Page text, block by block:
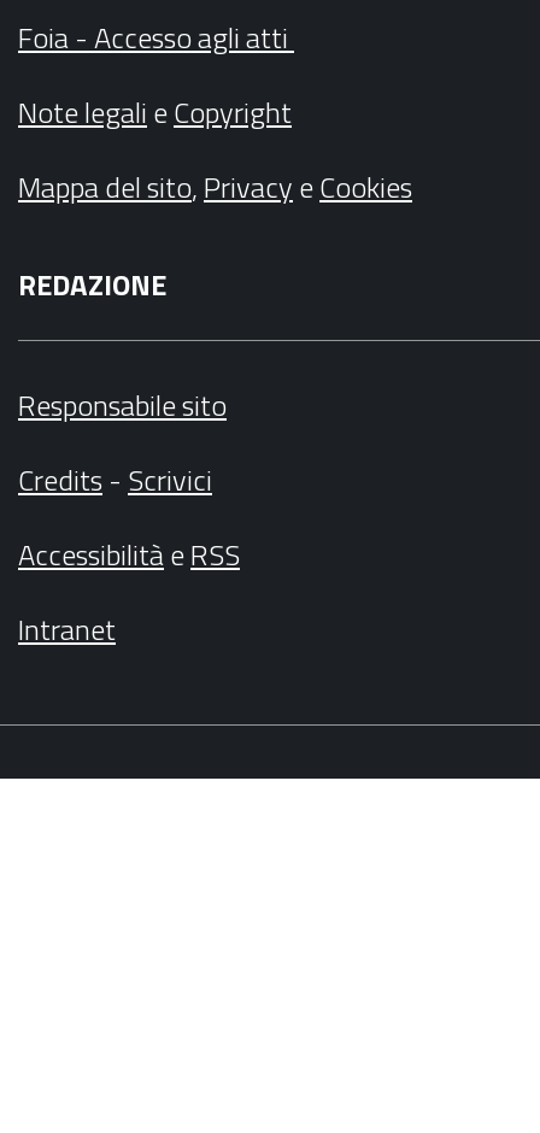
Foia - Accesso agli atti
Note legalieCopyright
Mappa del sito,PrivacyeCookies
REDAZIONE
Responsabile sito
Credits- Scrivici
AccessibilitàeRSS
Intranet